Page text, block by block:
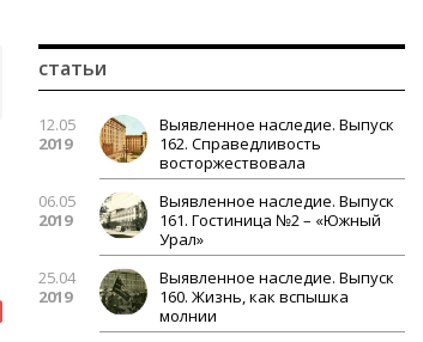
статьи
12.05
2019
Выявленное наследие. Выпуск
162. Справедливость
восторжествовала
06.05
2019
Выявленное наследие. Выпуск
161. Гостиница №2 – «Южный
Урал»
25.04
2019
Выявленное наследие. Выпуск
160. Жизнь, как вспышка
молнии